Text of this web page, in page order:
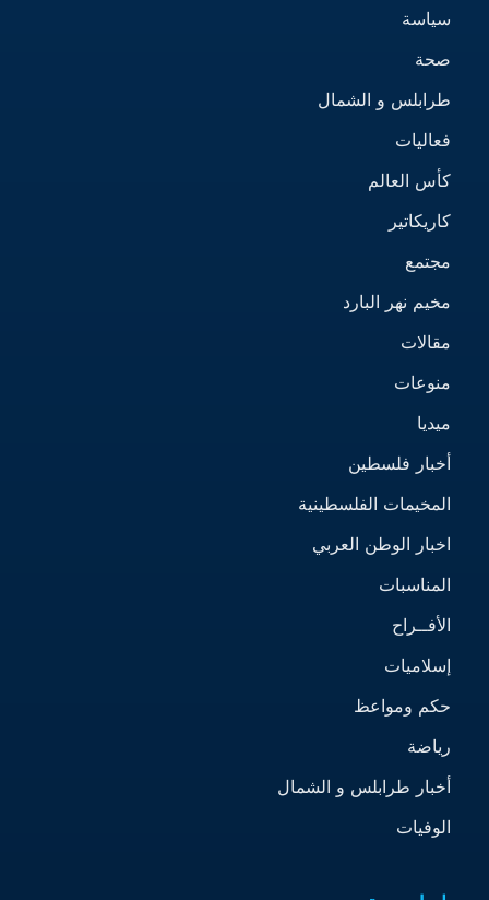
سياسة
صحة
طرابلس و الشمال
فعاليات
كأس العالم
كاريكاتير
مجتمع
مخيم نهر البارد
مقالات
منوعات
ميديا
أخبار فلسطين
المخيمات الفلسطينية
اخبار الوطن العربي
المناسبات
الأفــراح
إسلاميات
حكم ومواعظ
رياضة
أخبار طرابلس و الشمال
الوفيات